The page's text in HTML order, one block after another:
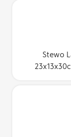
Stewo